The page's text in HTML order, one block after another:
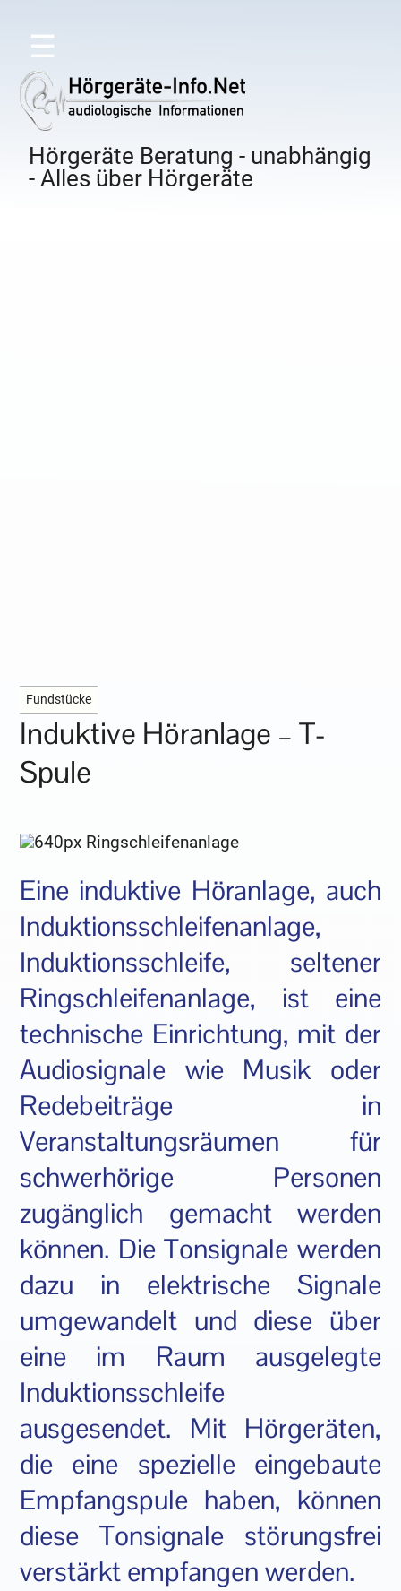
☰
Hörgeräte Beratung - unabhängig
- Alles über Hörgeräte
Fundstücke
Induktive Höranlage – T-
Spule
Eine induktive Höranlage, auch
Induktionsschleifenanlage,
Induktionsschleife, seltener
Ringschleifenanlage, ist eine
technische Einrichtung, mit der
Audiosignale wie Musik oder
Redebeiträge in
Veranstaltungsräumen für
schwerhörige Personen
zugänglich gemacht werden
können. Die Tonsignale werden
dazu in elektrische Signale
umgewandelt und diese über
eine im Raum ausgelegte
Induktionsschleife
ausgesendet. Mit Hörgeräten,
die eine spezielle eingebaute
Empfangspule haben, können
diese Tonsignale störungsfrei
verstärkt empfangen werden.